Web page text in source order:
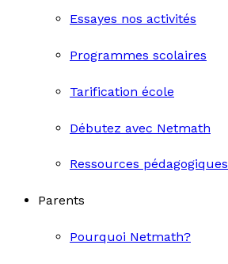
Essayes nos activités
Programmes scolaires
Tarification école
Débutez avec Netmath
Ressources pédagogiques
Parents
Pourquoi Netmath?